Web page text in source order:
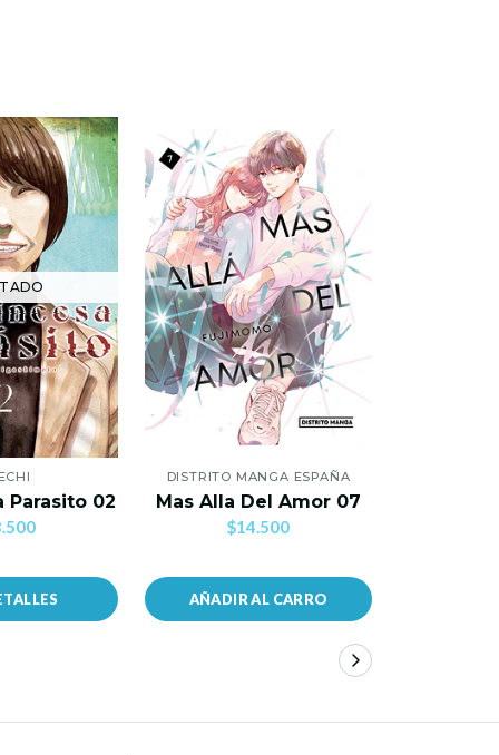
Parasito 02
DISTRITO MANGA ESPAÑA
Mas Alla Del Amor 07
$14.500
AÑADIR AL CARRO